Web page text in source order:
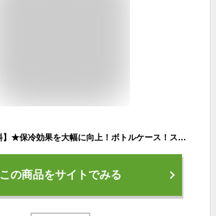
【メール便送料無料】★保冷効果を大幅に向上！ボトルケース！スクイズボトル(別売り)★【 大塚製薬 】【 アクセサリー 】 ポカリ 保冷キャリージャケット スクイズボトル カバー ケース ポカリスエット 1L 1000ml スクイズボトルケース 33481 [240711][amz] 父の日
この商品をサイトでみる